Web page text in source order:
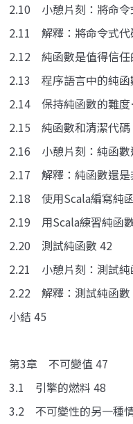
2.10 小憩片刻：將命令
2.11 解釋：將命令式代
2.12 純函數是值得信任
2.13 程序語言中的純函
2.14 保持純函數的難
2.15 純函數和清潔代碼
2.16 小憩片刻：純函數
2.17 解釋：純函數還是
2.18 使用Scala編寫純
2.19 用Scala練習純函
2.20 測試純函數 42
2.21 小憩片刻：測試純
2.22 解釋：測試純函數
小結 45
第3章 不可變值 47
3.1 引擎的燃料 48
3.2 不可變性的另一種